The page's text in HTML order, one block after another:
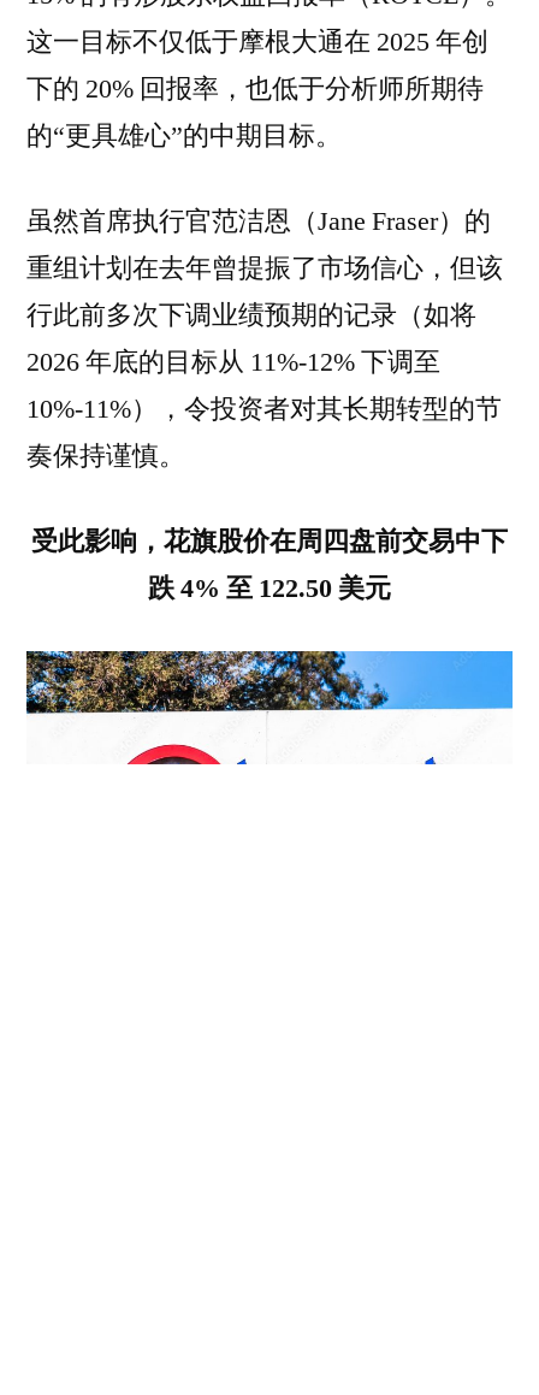
这一目标不仅低于摩根大通在 2025 年创
下的 20% 回报率，也低于分析师所期待
的“更具雄心”的中期目标。
虽然首席执行官范洁恩（Jane Fraser）的
重组计划在去年曾提振了市场信心，但该
行此前多次下调业绩预期的记录（如将
2026 年底的目标从 11%-12% 下调至
10%-11%），令投资者对其长期转型的节
奏保持谨慎。
受此影响，花旗股价在周四盘前交易中下
跌 4% 至 122.50 美元